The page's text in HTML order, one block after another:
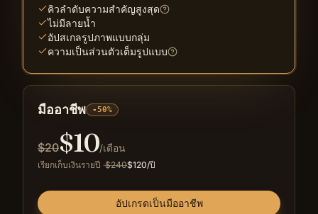
มืออาชีพ -50%
$20$10/เดือน
เรียกเก็บเงินรายปี ·$240$120/ปี
อัปเกรดเป็นมืออาชีพ
คิวลำดับความสำคัญสูงสุด
ไม่มีลายน้ำ
อัปสเกลรูปภาพแบบกลุ่ม
ความเป็นส่วนตัวเต็มรูปแบบ